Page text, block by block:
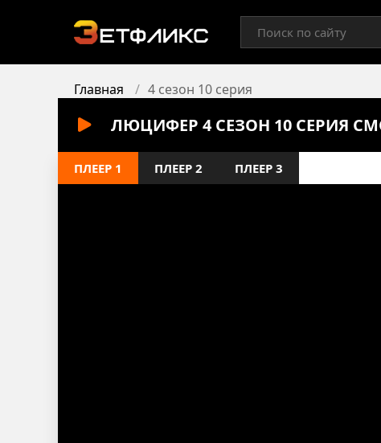
Главная 4 сезон 10 серия
ЛЮЦИФЕР 4 СЕЗОН 10 СЕРИЯ
ПЛЕЕР 1 ПЛЕЕР 2 ПЛЕЕР 3